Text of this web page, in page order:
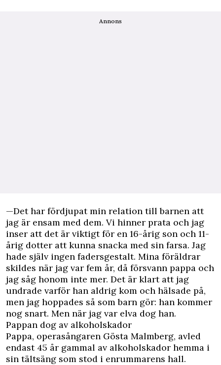
Annons
—Det har fördjupat min relation till barnen att
jag är ensam med dem. Vi hinner prata och jag
inser att det är viktigt för en 16-årig son och 11-
årig dotter att kunna snacka med sin farsa. Jag
hade själv ingen fadersgestalt. Mina föräldrar
skildes när jag var fem år, då försvann pappa och
jag såg honom inte mer. Det är klart att jag
undrade varför han aldrig kom och hälsade på,
men jag hoppades så som barn gör: han kommer
nog snart. Men när jag var elva dog han.
Pappan dog av alkoholskador
Pappa, operasångaren Gösta Malmberg, avled
endast 45 år gammal av alkoholskador hemma i
sin tältsäng som stod i enrummarens hall.